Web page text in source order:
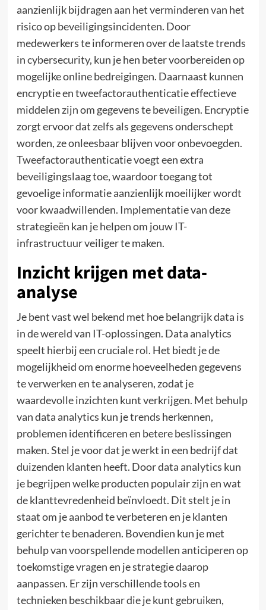
aanzienlijk bijdragen aan het verminderen van het
risico op beveiligingsincidenten. Door
medewerkers te informeren over de laatste trends
in cybersecurity, kun je hen beter voorbereiden op
mogelijke online bedreigingen. Daarnaast kunnen
encryptie en tweefactorauthenticatie effectieve
middelen zijn om gegevens te beveiligen. Encryptie
zorgt ervoor dat zelfs als gegevens onderschept
worden, ze onleesbaar blijven voor onbevoegden.
Tweefactorauthenticatie voegt een extra
beveiligingslaag toe, waardoor toegang tot
gevoelige informatie aanzienlijk moeilijker wordt
voor kwaadwillenden. Implementatie van deze
strategieën kan je helpen om jouw IT-
infrastructuur veiliger te maken.
Inzicht krijgen met data-
analyse
Je bent vast wel bekend met hoe belangrijk data is
in de wereld van IT-oplossingen. Data analytics
speelt hierbij een cruciale rol. Het biedt je de
mogelijkheid om enorme hoeveelheden gegevens
te verwerken en te analyseren, zodat je
waardevolle inzichten kunt verkrijgen. Met behulp
van data analytics kun je trends herkennen,
problemen identificeren en betere beslissingen
maken. Stel je voor dat je werkt in een bedrijf dat
duizenden klanten heeft. Door data analytics kun
je begrijpen welke producten populair zijn en wat
de klanttevredenheid beïnvloedt. Dit stelt je in
staat om je aanbod te verbeteren en je klanten
gerichter te benaderen. Bovendien kun je met
behulp van voorspellende modellen anticiperen op
toekomstige vragen en je strategie daarop
aanpassen. Er zijn verschillende tools en
technieken beschikbaar die je kunt gebruiken,